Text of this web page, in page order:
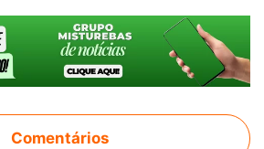
Comentários